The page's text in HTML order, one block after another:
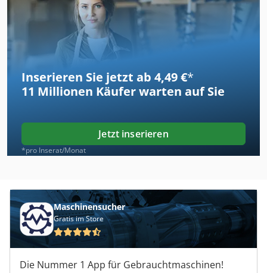
Inserieren Sie jetzt ab 4,49 €*
11 Millionen Käufer warten auf Sie
Jetzt inserieren
*pro Inserat/Monat
Maschinensucher
Gratis im Store
Die Nummer 1 App für Gebrauchtmaschinen!